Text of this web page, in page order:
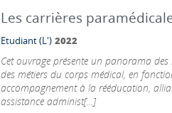
Les carrières
Etudiant (L') 2022
Cet ouvrage présente un panorama
des métiers du corps médical, en
accompagnement à la rééducation,
assistance administ[...]